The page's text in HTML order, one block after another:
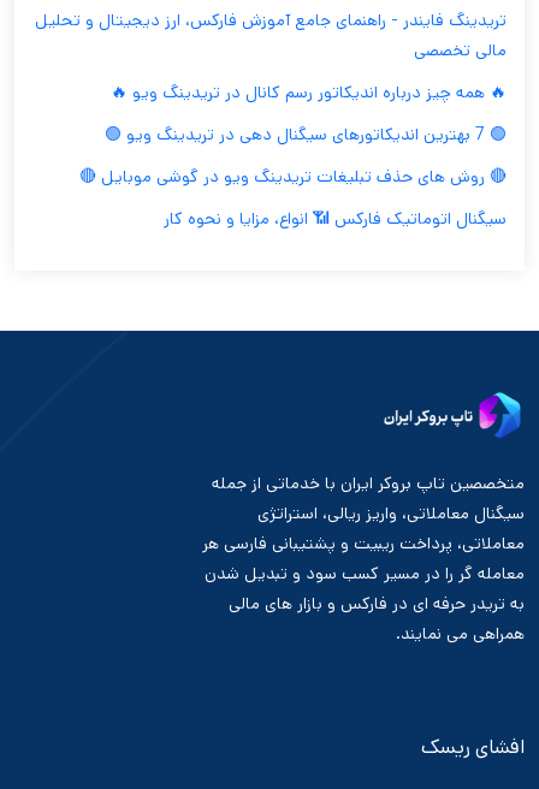
تریدینگ فایندر - راهنمای جامع آموزش فارکس، ارز دیجیتال و تحلیل
مالی تخصصی
🔥 همه چیز درباره اندیکاتور رسم کانال در تریدینگ ویو 🔥
🟢 7 بهترین اندیکاتورهای سیگنال دهی در تریدینگ ویو 🟢
🔴 روش های حذف تبلیغات تریدینگ ویو در گوشی موبایل 🔴
سیگنال اتوماتیک فارکس 📶 انواع، مزایا و نحوه کار
متخصصین تاپ بروکر ایران با خدماتی از جمله
سیگنال معاملاتی، واریز ریالی، استراتژی
معاملاتی، پرداخت ریبیت و پشتیبانی فارسی هر
معامله گر را در مسیر کسب سود و تبدیل شدن
به تریدر حرفه ای در فارکس و بازار های مالی
همراهی می نمایند.
افشای ریسک